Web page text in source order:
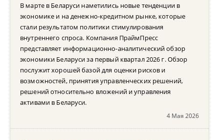
В марте в Беларуси наметились новые тенденции в
экономике и на денежно-кредитном рынке, которые
стали результатом политики стимулирования
внутреннего спроса. Компания ПраймПресс
представляет информационно-аналитический обзор
экономики Беларуси за первый квартал 2026 г. Обзор
послужит хорошей базой для оценки рисков и
возможностей, принятия управленческих решений,
решений относительно вложений и управления
активами в Беларуси.
4 Мая 2026